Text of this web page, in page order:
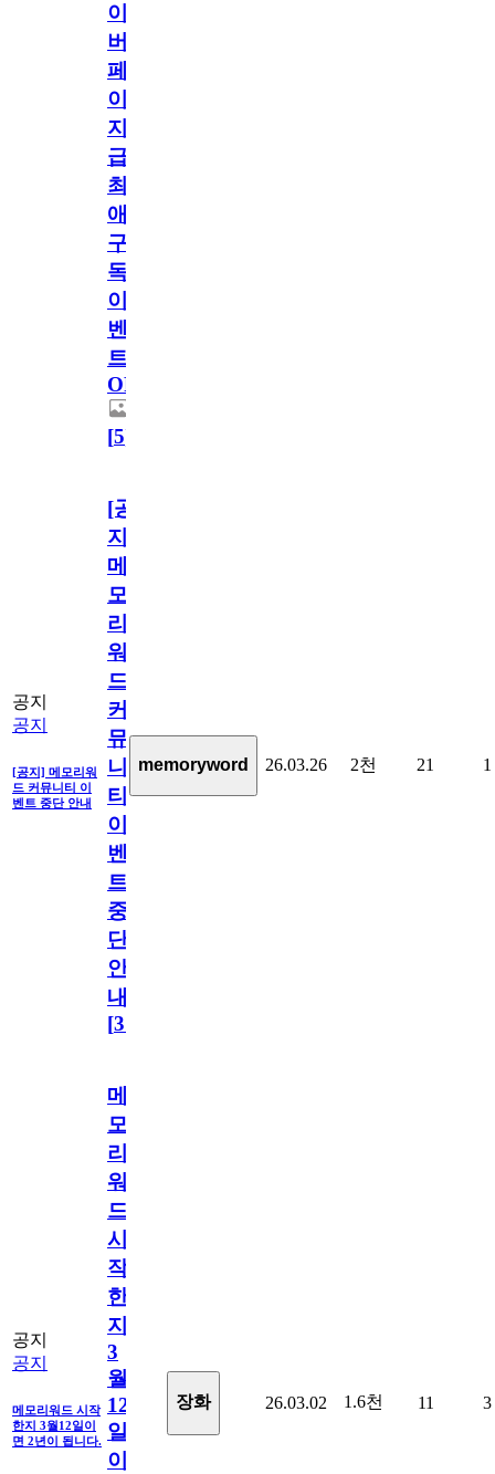
이
버
페
이
지
급!
최
애
구
독
이
벤
트
OPEN!
[5]
공지
공지
[공지] 메모리워
드 커뮤니티 이
벤트 중단 안내
[공
지]
메
모
리
워
드
커
뮤
니
티
이
벤
트
중
단
안
내
[31
memoryword 26.03.26 2천 21 1
공지
공지
메모리워드 시작
한지 3월12일이
면 2년이 됩니다.
메
모
리
워
드
시
작
한
지
3
월
12
일
이
장화 26.03.02 1.6천 11 3